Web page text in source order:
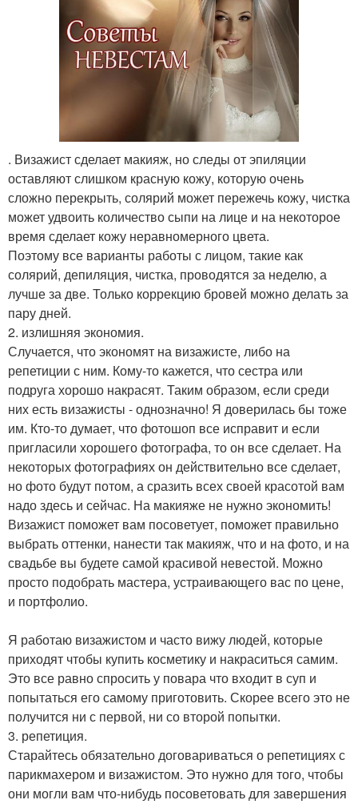
. Визажист сделает макияж, но следы от эпиляции
оставляют слишком красную кожу, которую очень
сложно перекрыть, солярий может пережечь кожу, чистка
может удвоить количество сыпи на лице и на некоторое
время сделает кожу неравномерного цвета.
Поэтому все варианты работы с лицом, такие как
солярий, депиляция, чистка, проводятся за неделю, а
лучше за две. Только коррекцию бровей можно делать за
пару дней.
2. излишняя экономия.
Случается, что экономят на визажисте, либо на
репетиции с ним. Кому-то кажется, что сестра или
подруга хорошо накрасят. Таким образом, если среди
них есть визажисты - однозначно! Я доверилась бы тоже
им. Кто-то думает, что фотошоп все исправит и если
пригласили хорошего фотографа, то он все сделает. На
некоторых фотографиях он действительно все сделает,
но фото будут потом, а сразить всех своей красотой вам
надо здесь и сейчас. На макияже не нужно экономить!
Визажист поможет вам посоветует, поможет правильно
выбрать оттенки, нанести так макияж, что и на фото, и на
свадьбе вы будете самой красивой невестой. Можно
просто подобрать мастера, устраивающего вас по цене,
и портфолио.
Я работаю визажистом и часто вижу людей, которые
приходят чтобы купить косметику и накраситься самим.
Это все равно спросить у повара что входит в суп и
попытаться его самому приготовить. Скорее всего это не
получится ни с первой, ни со второй попытки.
3. репетиция.
Старайтесь обязательно договариваться о репетициях с
парикмахером и визажистом. Это нужно для того, чтобы
они могли вам что-нибудь посоветовать для завершения